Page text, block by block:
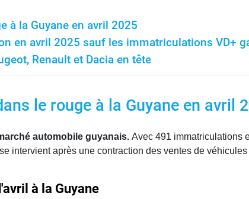
à la Guyane en avril 2025
en avril 2025 sauf les immatriculations VD+
Renault et Dacia en tête
le rouge à la Guyane en avril
automobile guyanais. Avec 491 immatriculations
intervient après une contraction des ventes de